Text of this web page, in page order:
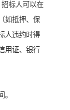
标人可以在
如抵押、保
人违约时得
用证、银行